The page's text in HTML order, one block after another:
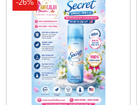
-26%